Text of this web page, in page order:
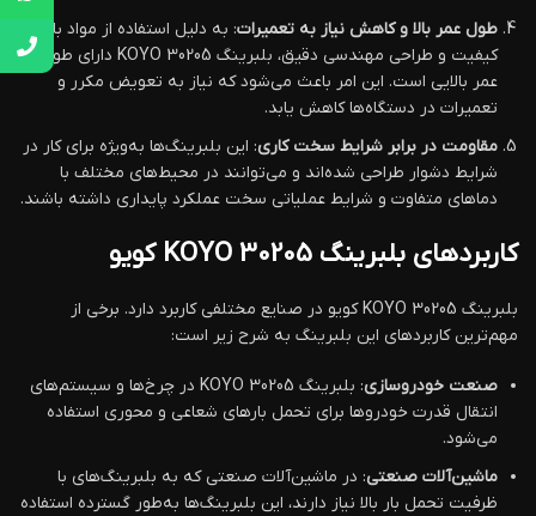
طول عمر بالا و کاهش نیاز به تعمیرات: به دلیل استفاده از مواد با
کیفیت و طراحی مهندسی دقیق، بلبرینگ KOYO 30205 دارای طول
عمر بالایی است. این امر باعث می‌شود که نیاز به تعویض مکرر و
تعمیرات در دستگاه‌ها کاهش یابد.
مقاومت در برابر شرایط سخت کاری: این بلبرینگ‌ها به‌ویژه برای کار در
شرایط دشوار طراحی شده‌اند و می‌توانند در محیط‌های مختلف با
دماهای متفاوت و شرایط عملیاتی سخت عملکرد پایداری داشته باشند.
کاربردهای بلبرینگ KOYO 30205 کویو
بلبرینگ KOYO 30205 کویو در صنایع مختلفی کاربرد دارد. برخی از
مهم‌ترین کاربردهای این بلبرینگ به شرح زیر است:
صنعت خودروسازی
: بلبرینگ KOYO 30205 در چرخ‌ها و سیستم‌های
انتقال قدرت خودروها برای تحمل بارهای شعاعی و محوری استفاده
می‌شود.
ماشین‌آلات صنعتی: در ماشین‌آلات صنعتی که به بلبرینگ‌های با
ظرفیت تحمل بار بالا نیاز دارند، این بلبرینگ‌ها به‌طور گسترده استفاده